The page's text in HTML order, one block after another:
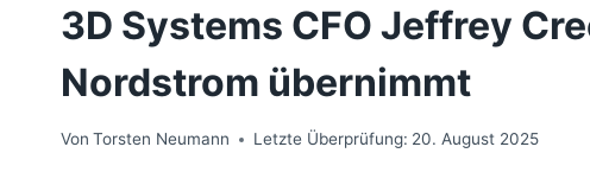
3D Systems CFO Jeffrey
Nordstrom übernimmt
Von Torsten Neumann Letzte Überprüfung: 20. August 2025